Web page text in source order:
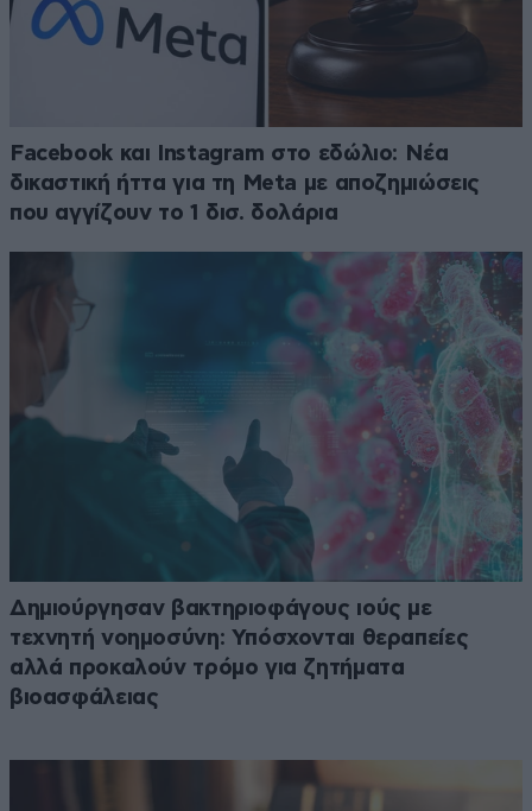
Facebook και Instagram στο εδώλιο: Νέα
δικαστική ήττα για τη Meta με αποζημιώσεις
που αγγίζουν το 1 δισ. δολάρια
Δημιούργησαν βακτηριοφάγους ιούς με
τεχνητή νοημοσύνη: Υπόσχονται θεραπείες
αλλά προκαλούν τρόμο για ζητήματα
βιοασφάλειας